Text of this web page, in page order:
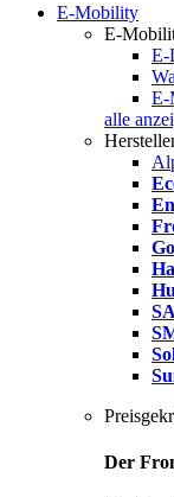
E-Mobility
E-
E-
E-
alle
Der